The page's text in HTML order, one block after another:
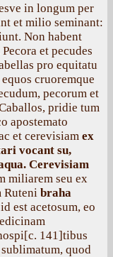
in longum per
et milio seminant:
Non habent
et pecudes
pro equitatu
cruoremque
pecorum et
pridie tum
apostemato
et cerevisiam ex
vocant su,
Cerevisiam
miliarem seu ex
Ruteni braha
est acetosum, eo
141]tibus
quod